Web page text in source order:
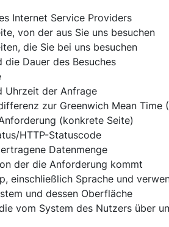
Internet Service Providers
von der aus Sie uns besuchen
die Sie bei uns besuchen
die Dauer des Besuches
Uhrzeit der Anfrage
zur Greenwich Mean Time
(konkrete Seite)
HTTP-Statuscode
Datenmenge
der die Anforderung kommt
einschließlich Sprache und
und dessen Oberfläche
vom System des Nutzers über